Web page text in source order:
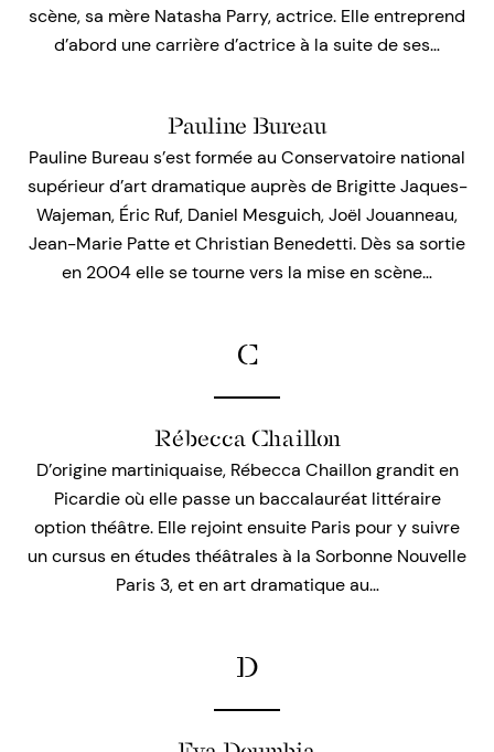
scène, sa mère Natasha Parry, actrice. Elle entreprend
d’abord une carrière d’actrice à la suite de ses…
Pauline Bureau
Pauline Bureau s’est formée au Conservatoire national
supérieur d’art dramatique auprès de Brigitte Jaques-
Wajeman, Éric Ruf, Daniel Mesguich, Joël Jouanneau,
Jean-Marie Patte et Christian Benedetti. Dès sa sortie
en 2004 elle se tourne vers la mise en scène…
C
Rébecca Chaillon
D’origine martiniquaise, Rébecca Chaillon grandit en
Picardie où elle passe un baccalauréat littéraire
option théâtre. Elle rejoint ensuite Paris pour y suivre
un cursus en études théâtrales à la Sorbonne Nouvelle
Paris 3, et en art dramatique au…
D